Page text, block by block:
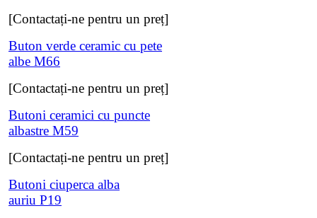
[Contactați-ne pentru un preț]
Buton verde ceramic cu pete
albe M66
[Contactați-ne pentru un preț]
Butoni ceramici cu puncte
albastre M59
[Contactați-ne pentru un preț]
Butoni ciuperca alba
auriu P19